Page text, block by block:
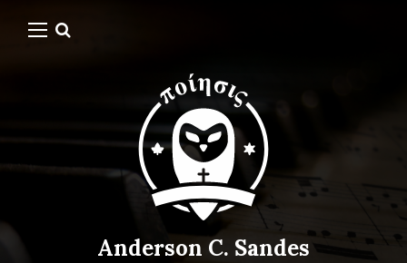
Anderson C. Sandes